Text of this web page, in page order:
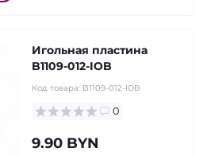
Игольная пластина
B1109-012-IOB
Код товара: B1109-012-IOB
0
9.90 BYN